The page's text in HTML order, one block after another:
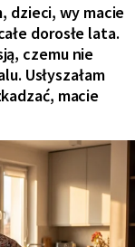
dzieci, wy macie
dorosłe lata.
czemu nie
Usłyszałam
macie